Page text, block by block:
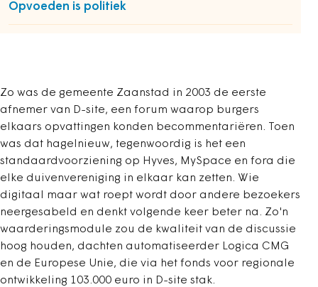
Opvoeden is politiek
Zo was de gemeente Zaanstad in 2003 de eerste
afnemer van D-site, een forum waarop burgers
elkaars opvattingen konden becommentariëren. Toen
was dat hagelnieuw, tegenwoordig is het een
standaardvoorziening op Hyves, MySpace en fora die
elke duivenvereniging in elkaar kan zetten. Wie
digitaal maar wat roept wordt door andere bezoekers
neergesabeld en denkt volgende keer beter na. Zo'n
waarderingsmodule zou de kwaliteit van de discussie
hoog houden, dachten automatiseerder Logica CMG
en de Europese Unie, die via het fonds voor regionale
ontwikkeling 103.000 euro in D-site stak.